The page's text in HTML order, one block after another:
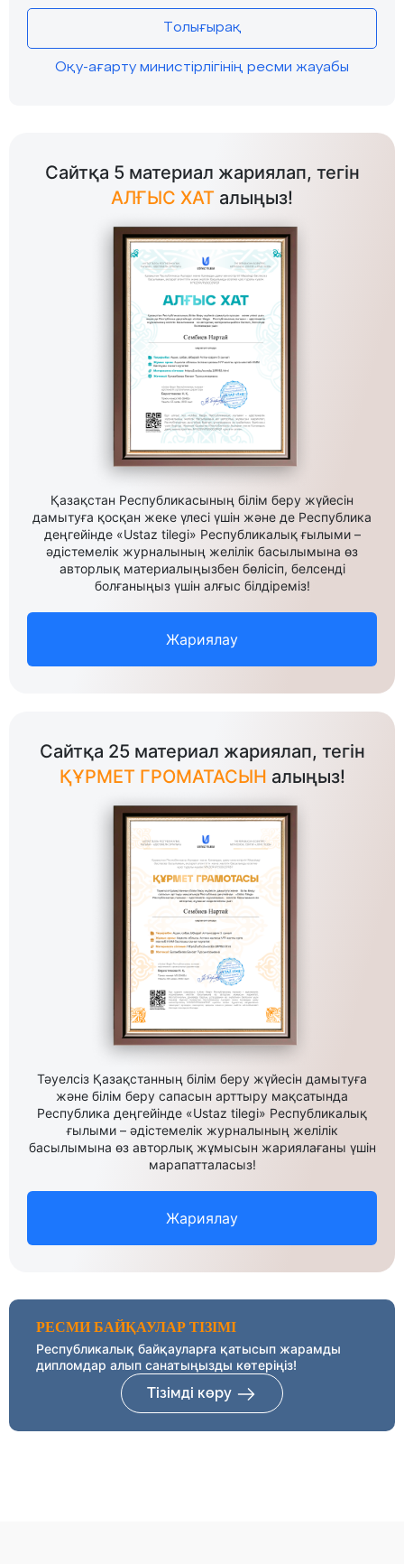
Толығырақ
Оқу-ағарту министірлігінің ресми жауабы
Сайтқа 5 материал жариялап, тегін
АЛҒЫС ХАТ алыңыз!
Қазақстан Республикасының білім беру жүйесін
дамытуға қосқан жеке үлесі үшін және де Республика
деңгейінде «Ustaz tilegi» Республикалық ғылыми –
әдістемелік журналының желілік басылымына өз
авторлық материалыңызбен бөлісіп, белсенді
болғаныңыз үшін алғыс білдіреміз!
Жариялау
Сайтқа 25 материал жариялап, тегін
ҚҰРМЕТ ГРОМАТАСЫН алыңыз!
Тәуелсіз Қазақстанның білім беру жүйесін дамытуға
және білім беру сапасын арттыру мақсатында
Республика деңгейінде «Ustaz tilegi» Республикалық
ғылыми – әдістемелік журналының желілік
басылымына өз авторлық жұмысын жариялағаны үшін
марапатталасыз!
Жариялау
РЕСМИ БАЙҚАУЛАР ТІЗІМІ
Республикалық байқауларға қатысып жарамды
дипломдар алып санатыңызды көтеріңіз!
Тізімді көру